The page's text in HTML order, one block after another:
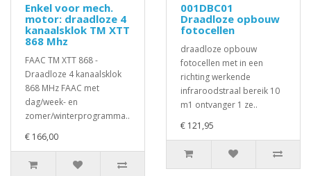
Enkel voor mech.
motor: draadloze 4
kanaalsklok TM XTT
868 Mhz
FAAC TM XTT 868 -
Draadloze 4 kanaalsklok
868 MHz FAAC met
dag/week- en
zomer/winterprogramma..
€ 166,00
001DBC01
Draadloze opbouw
fotocellen
draadloze opbouw
fotocellen met in een
richting werkende
infraroodstraal bereik 10
m1 ontvanger 1 ze..
€ 121,95